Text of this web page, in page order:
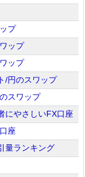
プ
ップ
ップ
/円のスワップ
スワップ
にやさしいFX口座
座
量ランキング